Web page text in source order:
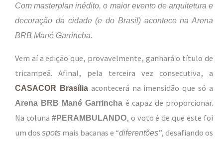
Com masterplan inédito, o maior evento de arquitetura e
decoração da cidade (e do Brasil) acontece na Arena
BRB Mané Garrincha.
Vem aí a edição que, provavelmente, ganhará o título de
tricampeã. Afinal, pela terceira vez consecutiva, a
CASACOR Brasíliaacontecerá na imensidão que só a
Arena BRB Mané Garrincha é capaz de proporcionar.
Na coluna #PERAMBULANDO, o voto é de que este foi
um dos spots mais bacanas e “diferentões”, desafiando os